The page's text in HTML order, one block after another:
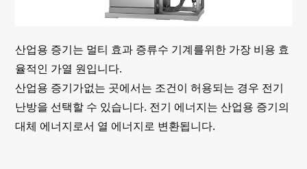
산업용 증기는 멀티 효과 증류수 기계를위한 가장 비용 효
율적인 가열 원입니다.
산업용 증기가없는 곳에서는 조건이 허용되는 경우 전기
난방을 선택할 수 있습니다. 전기 에너지는 산업용 증기의
대체 에너지로서 열 에너지로 변환됩니다.